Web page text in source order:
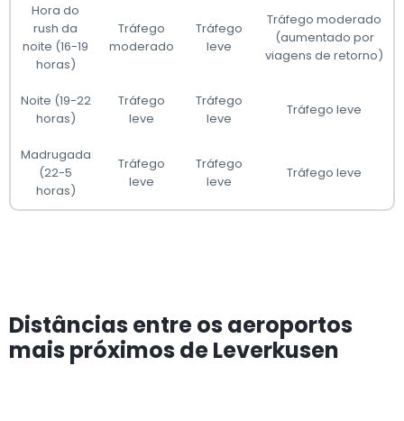
Hora do
rush da
noite (16-19
horas)
Tráfego
moderado
Tráfego
leve
Tráfego moderado
(aumentado por
viagens de retorno)
Noite (19-22
horas)
Tráfego
leve
Tráfego
leve
Tráfego leve
Madrugada
(22-5
horas)
Tráfego
leve
Tráfego
leve
Tráfego leve
Distâncias entre os aeroportos
mais próximos de Leverkusen